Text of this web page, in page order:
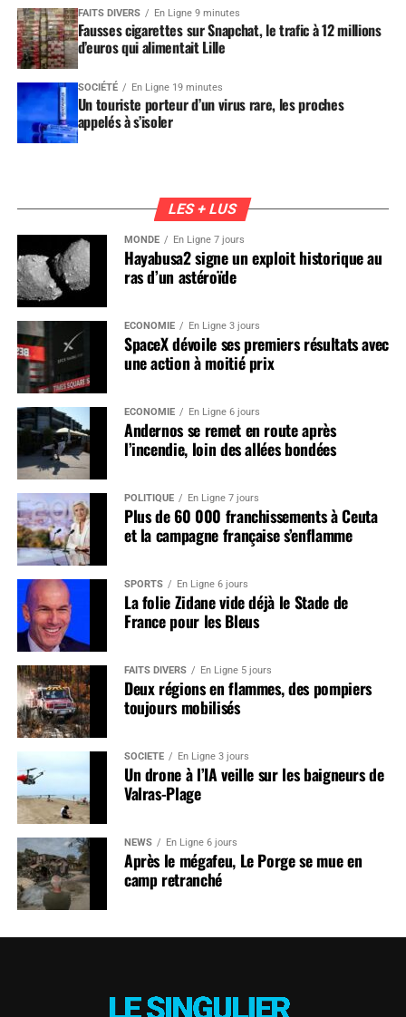
FAITS DIVERS En Ligne 9 minutes
Fausses cigarettes sur Snapchat, le trafic à 12 millions
d’euros qui alimentait Lille
SOCIÉTÉ En Ligne 19 minutes
Un touriste porteur d’un virus rare, les proches
appelés à s’isoler
LES + LUS
MONDE En Ligne 7 jours
Hayabusa2 signe un exploit historique au
ras d’un astéroïde
ÉCONOMIE En Ligne 3 jours
SpaceX dévoile ses premiers résultats avec
une action à moitié prix
ÉCONOMIE En Ligne 6 jours
Andernos se remet en route après
l’incendie, loin des allées bondées
POLITIQUE En Ligne 7 jours
Plus de 60 000 franchissements à Ceuta
et la campagne française s’enflamme
SPORTS En Ligne 6 jours
La folie Zidane vide déjà le Stade de
France pour les Bleus
FAITS DIVERS En Ligne 5 jours
Deux régions en flammes, des pompiers
toujours mobilisés
SOCIÉTÉ En Ligne 3 jours
Un drone à l’IA veille sur les baigneurs de
Valras-Plage
NEWS En Ligne 6 jours
Après le mégafeu, Le Porge se mue en
camp retranché